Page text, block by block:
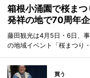
箱根小涌園で桜ま
発祥の地で70周年
藤田観光は4月5日・6日、
の地域イベント「桜まつり
買う